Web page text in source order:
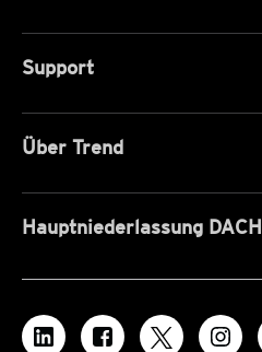
Support
Über Trend
Hauptniederlassung DACH